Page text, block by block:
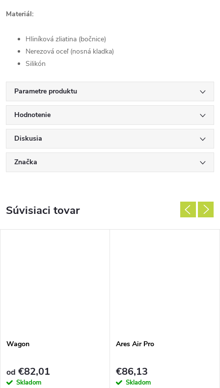
Materiál:
Hliníková zliatina (bočnice)
Nerezová oceľ (nosná kladka)
Silikón
Parametre produktu
Hodnotenie
Diskusia
Značka
Súvisiaci tovar
Wagon
od €82,01
Skladom
Ares Air Pro
€86,13
Skladom